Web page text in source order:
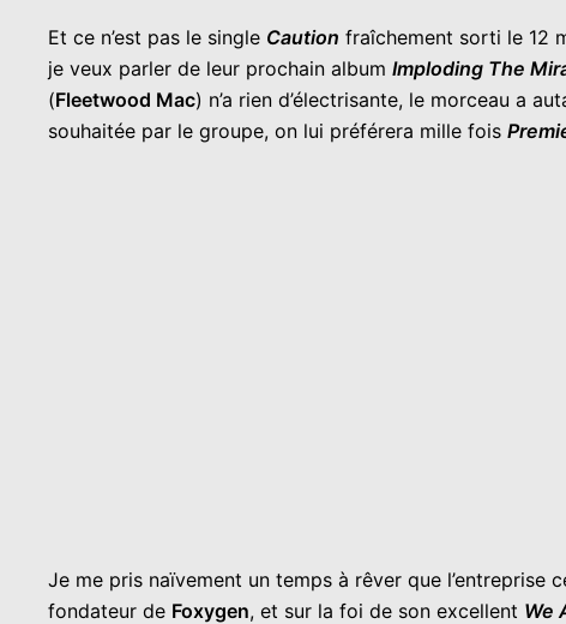
Et ce n’est pas le single Caution fraîchement sorti le 12
je veux parler de leur prochain album Imploding The
(Fleetwood Mac) n’a rien d’électrisante, le morceau a
souhaitée par le groupe, on lui préférera mille fois
Je me pris naïvement un temps à rêver que
fondateur de Foxygen, et sur la foi de son excellent We